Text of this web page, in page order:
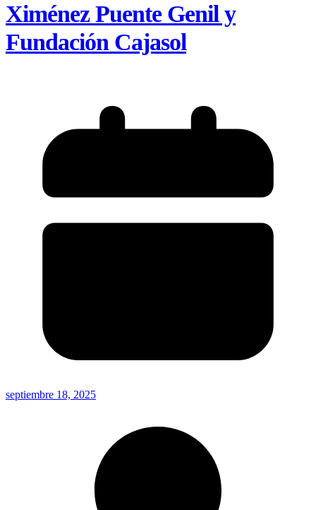
Ximénez Puente Genil y
Fundación Cajasol
septiembre 18, 2025